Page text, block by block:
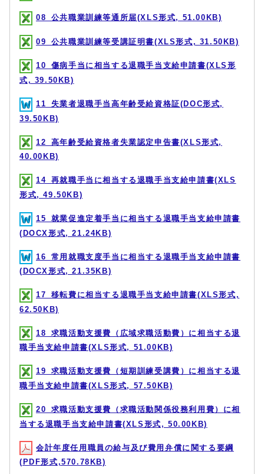
08_公共職業訓練等通所届(XLS形式, 51.00KB)
09_公共職業訓練等受講証明書(XLS形式, 31.50KB)
10_傷病手当に相当する退職手当支給申請書(XLS形
式, 39.50KB)
11_失業者退職手当高年齢受給資格証(DOC形式,
39.50KB)
12_高年齢受給資格者失業認定申告書(XLS形式,
40.00KB)
14_再就職手当に相当する退職手当支給申請書(XLS
形式, 49.50KB)
15_就業促進定着手当に相当する退職手当支給申請書
(DOCX形式, 21.24KB)
16_常用就職支度手当に相当する退職手当支給申請書
(DOCX形式, 21.35KB)
17_移転費に相当する退職手当支給申請書(XLS形式,
62.50KB)
18_求職活動支援費（広域求職活動費）に相当する退
職手当支給申請書(XLS形式, 51.00KB)
19_求職活動支援費（短期訓練受講費）に相当する退
職手当支給申請書(XLS形式, 57.50KB)
20_求職活動支援費（求職活動関係役務利用費）に相
当する退職手当支給申請書(XLS形式, 50.00KB)
会計年度任用職員の給与及び費用弁償に関する要綱
(PDF形式,570.78KB)